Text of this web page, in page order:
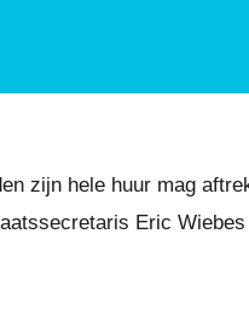
zijn hele huur mag
Eric